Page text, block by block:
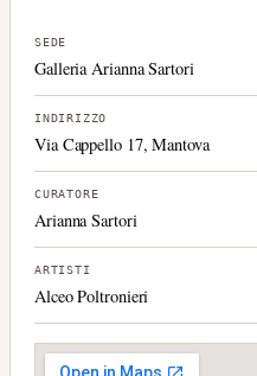
SEDE
Galleria Arianna Sartori
INDIRIZZO
Via Cappello 17, Mantova
CURATORE
Arianna Sartori
ARTISTI
Alceo Poltronieri